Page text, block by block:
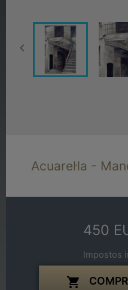

Acuarel·la -
450
Impostos
